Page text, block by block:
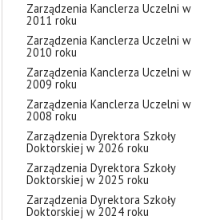
Zarządzenia Kanclerza Uczelni w
2011 roku
Zarządzenia Kanclerza Uczelni w
2010 roku
Zarządzenia Kanclerza Uczelni w
2009 roku
Zarządzenia Kanclerza Uczelni w
2008 roku
Zarządzenia Dyrektora Szkoły
Doktorskiej w 2026 roku
Zarządzenia Dyrektora Szkoły
Doktorskiej w 2025 roku
Zarządzenia Dyrektora Szkoły
Doktorskiej w 2024 roku